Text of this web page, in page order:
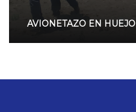
AVIONETAZO EN HUEJO